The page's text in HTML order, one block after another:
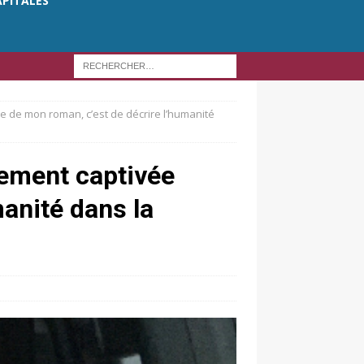
mon roman, c’est de décrire l’humanité
captivée
dans la